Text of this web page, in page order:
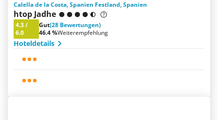
Calella de la Costa, Spanien Festland, Spanien
htop Jadhe
4.3/
6.0
Gut(28 Bewertungen)
46.4 %Weiterempfehlung
Hoteldetails